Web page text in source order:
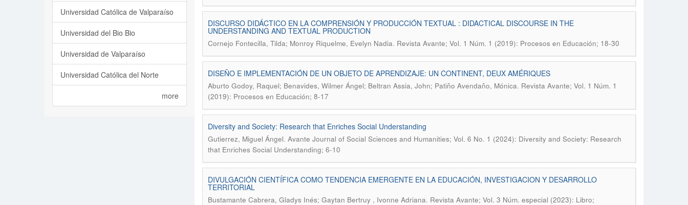
DISCURSO DIDÁCTICO EN LA COMPRENSIÓN Y PRODUCCIÓN TEXTUAL : DIDACTICAL DISCOURSE IN THE
UNDERSTANDING AND TEXTUAL PRODUCTION
Cornejo Fontecilla, Tilda; Monroy Riquelme, Evelyn Nadia. Revista Avante; Vol. 1 Núm. 1 (2019): Procesos en Educación; 18-30
DISEÑO E IMPLEMENTACIÓN DE UN OBJETO DE APRENDIZAJE: UN CONTINENT, DEUX AMÉRIQUES
Aburto Godoy, Raquel; Benavides, Wilmer Ángel; Beltran Assia, John; Patiño Avendaño, Mónica. Revista Avante; Vol. 1 Núm. 1
(2019): Procesos en Educación; 8-17
Diversity and Society: Research that Enriches Social Understanding
Gutierrez, Miguel Ángel. Avante Journal of Social Sciences and Humanities; Vol. 6 No. 1 (2024): Diversity and Society: Research
that Enriches Social Understanding; 6-10
DIVULGACIÓN CIENTÍFICA COMO TENDENCIA EMERGENTE EN LA EDUCACIÓN, INVESTIGACION Y DESARROLLO
TERRITORIAL
Bustamante Cabrera, Gladys Inés; Gaytan Bertruy , Ivonne Adriana. Revista Avante; Vol. 3 Núm. especial (2023): Libro;
Universidad Católica de Valparaíso
Universidad del Bio Bio
Universidad de Valparaíso
Universidad Católica del Norte
more